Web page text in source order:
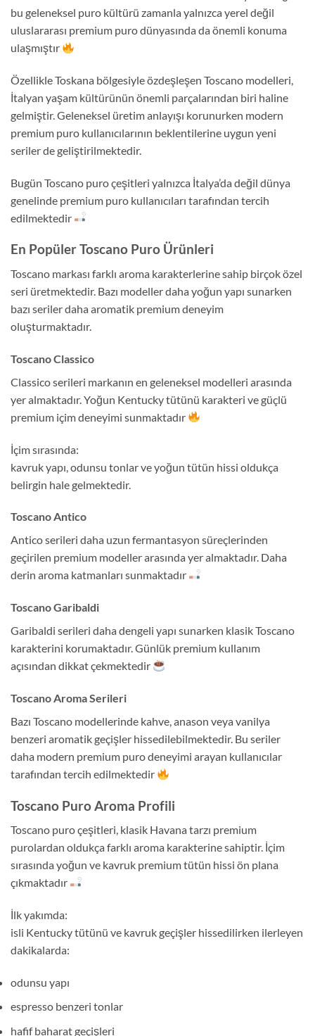
bu geleneksel puro kültürü zamanla yalnızca yerel değil
uluslararası premium puro dünyasında da önemli konuma
ulaşmıştır
Özellikle Toskana bölgesiyle özdeşleşen Toscano modelleri,
İtalyan yaşam kültürünün önemli parçalarından biri haline
gelmiştir. Geleneksel üretim anlayışı korunurken modern
premium puro kullanıcılarının beklentilerine uygun yeni
seriler de geliştirilmektedir.
Bugün Toscano puro çeşitleri yalnızca İtalya’da değil dünya
genelinde premium puro kullanıcıları tarafından tercih
edilmektedir
En Popüler Toscano Puro Ürünleri
Toscano markası farklı aroma karakterlerine sahip birçok özel
seri üretmektedir. Bazı modeller daha yoğun yapı sunarken
bazı seriler daha aromatik premium deneyim
oluşturmaktadır.
Toscano Classico
Classico serileri markanın en geleneksel modelleri arasında
yer almaktadır. Yoğun Kentucky tütünü karakteri ve güçlü
premium içim deneyimi sunmaktadır
İçim sırasında:
kavruk yapı, odunsu tonlar ve yoğun tütün hissi oldukça
belirgin hale gelmektedir.
Toscano Antico
Antico serileri daha uzun fermantasyon süreçlerinden
geçirilen premium modeller arasında yer almaktadır. Daha
derin aroma katmanları sunmaktadır
Toscano Garibaldi
Garibaldi serileri daha dengeli yapı sunarken klasik Toscano
karakterini korumaktadır. Günlük premium kullanım
açısından dikkat çekmektedir
Toscano Aroma Serileri
Bazı Toscano modellerinde kahve, anason veya vanilya
benzeri aromatik geçişler hissedilebilmektedir. Bu seriler
daha modern premium puro deneyimi arayan kullanıcılar
tarafından tercih edilmektedir
Toscano Puro Aroma Profili
Toscano puro çeşitleri, klasik Havana tarzı premium
purolardan oldukça farklı aroma karakterine sahiptir. İçim
sırasında yoğun ve kavruk premium tütün hissi ön plana
çıkmaktadır
İlk yakımda:
isli Kentucky tütünü ve kavruk geçişler hissedilirken ilerleyen
dakikalarda:
odunsu yapı
espresso benzeri tonlar
hafif baharat geçişleri